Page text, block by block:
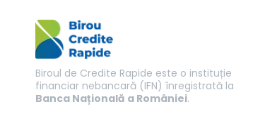
Biroul de Credite Rapide este o instituție
financiar nebancară (IFN) înregistrată la
Banca Națională a României.